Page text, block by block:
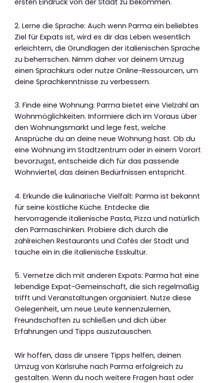
ersten Eindruck von der Stadt zu bekommen.
2. Lerne die Sprache: Auch wenn Parma ein beliebtes
Ziel für Expats ist, wird es dir das Leben wesentlich
erleichtern, die Grundlagen der italienischen Sprache
zu beherrschen. Nimm daher vor deinem Umzug
einen Sprachkurs oder nutze Online-Ressourcen, um
deine Sprachkenntnisse zu verbessern.
3. Finde eine Wohnung: Parma bietet eine Vielzahl an
Wohnmöglichkeiten. Informiere dich im Voraus über
den Wohnungsmarkt und lege fest, welche
Ansprüche du an deine neue Wohnung hast. Ob du
eine Wohnung im Stadtzentrum oder in einem Vorort
bevorzugst, entscheide dich für das passende
Wohnviertel, das deinen Bedürfnissen entspricht.
4. Erkunde die kulinarische Vielfalt: Parma ist bekannt
für seine köstliche Küche. Entdecke die
hervorragende italienische Pasta, Pizza und natürlich
den Parmaschinken. Probiere dich durch die
zahlreichen Restaurants und Cafés der Stadt und
tauche ein in die italienische Esskultur.
5. Vernetze dich mit anderen Expats: Parma hat eine
lebendige Expat-Gemeinschaft, die sich regelmäßig
trifft und Veranstaltungen organisiert. Nutze diese
Gelegenheit, um neue Leute kennenzulernen,
Freundschaften zu schließen und dich über
Erfahrungen und Tipps auszutauschen.
Wir hoffen, dass dir unsere Tipps helfen, deinen
Umzug von Karlsruhe nach Parma erfolgreich zu
gestalten. Wenn du noch weitere Fragen hast oder